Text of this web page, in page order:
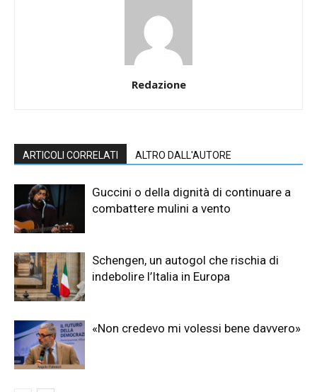
Redazione
ARTICOLI CORRELATI ALTRO DALL'AUTORE
Guccini o della dignità di continuare a
combattere mulini a vento
Schengen, un autogol che rischia di
indebolire l’Italia in Europa
«Non credevo mi volessi bene davvero»